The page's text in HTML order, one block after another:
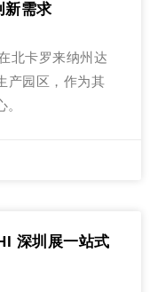
新需求
北卡罗来纳州达
产园区，作为其
深圳展一站式